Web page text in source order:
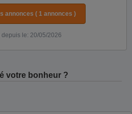
annonces ( 1 annonces )
depuis le: 20/05/2026
votre bonheur ?